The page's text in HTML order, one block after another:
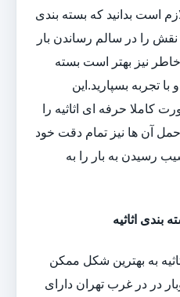
است بدانید که بسته بندی
را در سالم رساندن بار
نیز بهتر است بسته
تجربه بسپارید.این
کاملا حرفه ای اثاثیه را
آن ها نیز تمام دقت خود
رسیدن به بار را به
بندی اثاثیه
به بهترین شکل ممکن
در در غرب تهران دارای